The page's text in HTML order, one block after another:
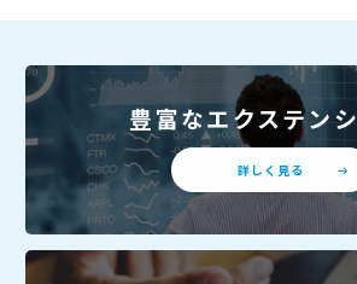
豊富なエクステン
詳しく見る